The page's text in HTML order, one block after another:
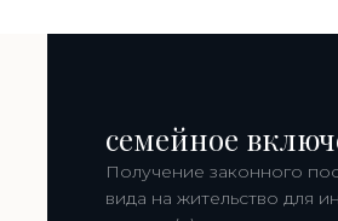
семейное
Получение законного
вида на жительство для